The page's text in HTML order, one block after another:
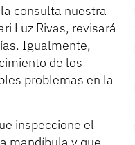
consulta nuestra
Luz Rivas, revisará
Igualmente,
de los
problemas en la
inspeccione el
mandíbula y que